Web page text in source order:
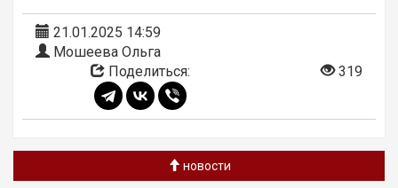
21.01.2025 14:59
Мошеева Ольга
Поделиться:
319
новости